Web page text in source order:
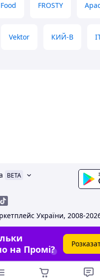
FROSTY
Vektor КИЙ-В
BETA
України, 2008-
на Промі?